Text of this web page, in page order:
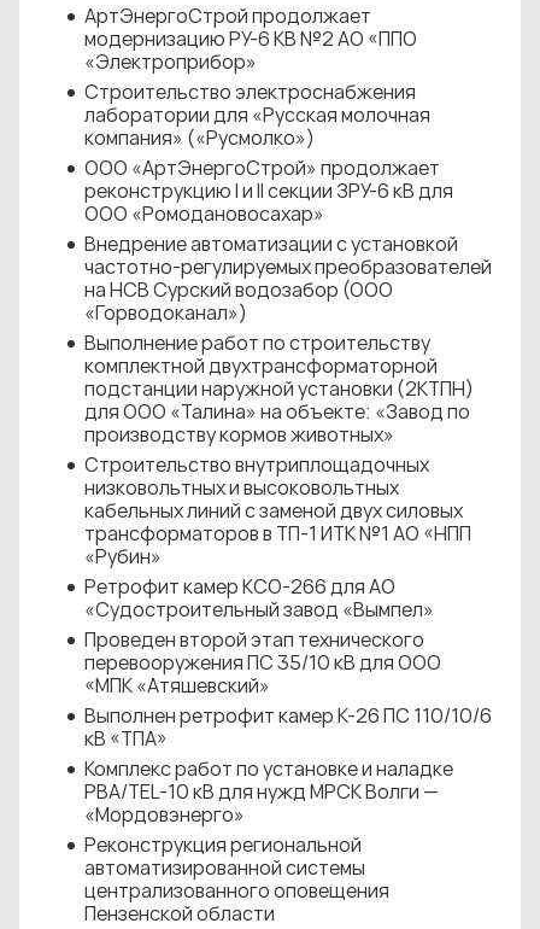
АртЭнергоСтрой продолжает
модернизацию РУ-6 КВ №2 АО «ППО
«Электроприбор»
Строительство электроснабжения
лаборатории для «Русская молочная
компания» («Русмолко»)
ООО «АртЭнергоСтрой» продолжает
реконструкцию I и II секции ЗРУ-6 кВ для
ООО «Ромодановосахар»
Внедрение автоматизации с установкой
частотно-регулируемых преобразователей
на НСВ Сурский водозабор (ООО
«Горводоканал»)
Выполнение работ по строительству
комплектной двухтрансформаторной
подстанции наружной установки (2КТПН)
для ООО «Талина» на объекте: «Завод по
производству кормов животных»
Строительство внутриплощадочных
низковольтных и высоковольтных
кабельных линий с заменой двух силовых
трансформаторов в ТП-1 ИТК №1 АО «НПП
«Рубин»
Ретрофит камер КСО-266 для АО
«Судостроительный завод «Вымпел»
Проведен второй этап технического
перевооружения ПС 35/10 кВ для ООО
«МПК «Атяшевский»
Выполнен ретрофит камер К-26 ПС 110/10/6
кВ «ТПА»
Комплекс работ по установке и наладке
РВА/TEL-10 кВ для нужд МРСК Волги —
«Мордовэнерго»
Реконструкция региональной
автоматизированной системы
централизованного оповещения
Пензенской области